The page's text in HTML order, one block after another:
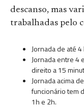
descanso, mas
trabalhadas pelo
Jornada de até
Jornada entre 4
direito a 15
Jornada acima
funcionário tem
1h e 2h.